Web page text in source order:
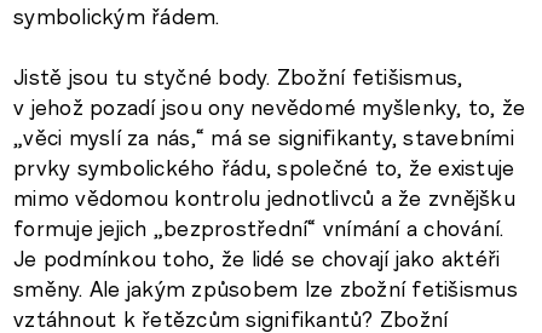
symbolickým řádem.
Jistě jsou tu styčné body. Zbožní fetišismus,
v jehož pozadí jsou ony nevědomé myšlenky, to, že
„věci myslí za nás,“ má se signifikanty, stavebními
prvky symbolického řádu, společné to, že existuje
mimo vědomou kontrolu jednotlivců a že zvnějšku
formuje jejich „bezprostřední“ vnímání a chování.
Je podmínkou toho, že lidé se chovají jako aktéři
směny. Ale jakým způsobem lze zbožní fetišismus
vztáhnout k řetězcům signifikantů? Zbožní